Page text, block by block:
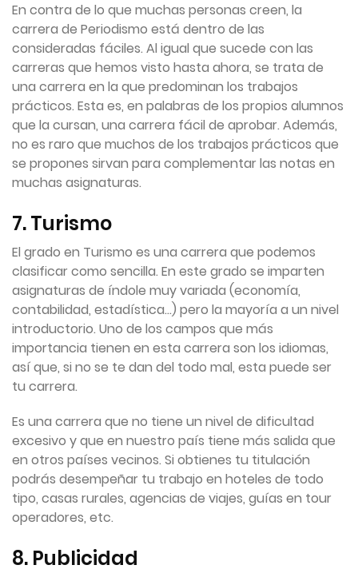
En contra de lo que muchas personas creen, la
carrera de Periodismo está dentro de las
consideradas fáciles. Al igual que sucede con las
carreras que hemos visto hasta ahora, se trata de
una carrera en la que predominan los trabajos
prácticos. Esta es, en palabras de los propios alumnos
que la cursan, una carrera fácil de aprobar. Además,
no es raro que muchos de los trabajos prácticos que
se propones sirvan para complementar las notas en
muchas asignaturas.
7. Turismo
El grado en Turismo es una carrera que podemos
clasificar como sencilla. En este grado se imparten
asignaturas de índole muy variada (economía,
contabilidad, estadística…) pero la mayoría a un nivel
introductorio. Uno de los campos que más
importancia tienen en esta carrera son los idiomas,
así que, si no se te dan del todo mal, esta puede ser
tu carrera.
Es una carrera que no tiene un nivel de dificultad
excesivo y que en nuestro país tiene más salida que
en otros países vecinos. Si obtienes tu titulación
podrás desempeñar tu trabajo en hoteles de todo
tipo, casas rurales, agencias de viajes, guías en tour
operadores, etc.
8. Publicidad